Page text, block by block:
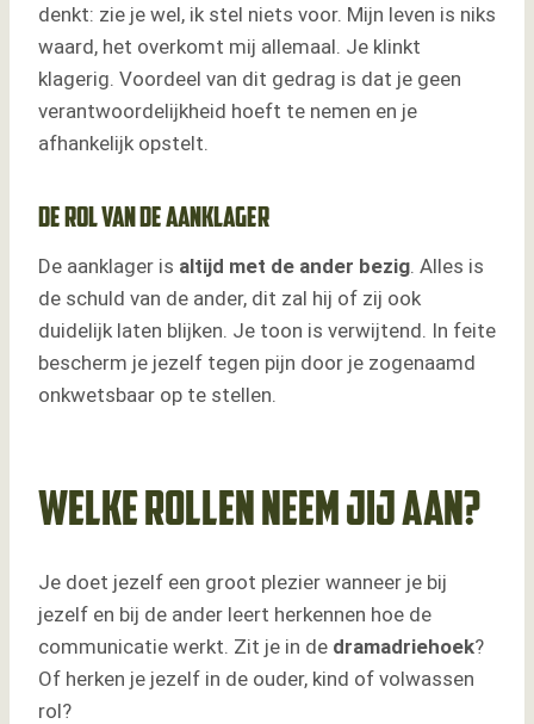
denkt: zie je wel, ik stel niets voor. Mijn leven is niks
waard, het overkomt mij allemaal. Je klinkt
klagerig. Voordeel van dit gedrag is dat je geen
verantwoordelijkheid hoeft te nemen en je
afhankelijk opstelt.
De rol van de aanklager
De aanklager is altijd met de ander bezig . Alles is
de schuld van de ander, dit zal hij of zij ook
duidelijk laten blijken. Je toon is verwijtend. In feite
bescherm je jezelf tegen pijn door je zogenaamd
onkwetsbaar op te stellen.
Welke rollen neem jij aan?
Je doet jezelf een groot plezier wanneer je bij
jezelf en bij de ander leert herkennen hoe de
communicatie werkt. Zit je in de dramadriehoek?
Of herken je jezelf in de ouder, kind of volwassen
rol?